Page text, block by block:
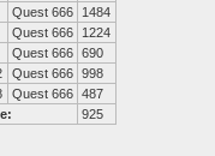
Quest 666
1484
Quest 666
1224
Quest 666 690
Quest 666 998
Quest 666 487
925